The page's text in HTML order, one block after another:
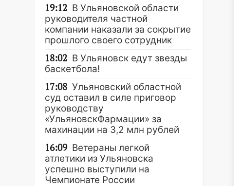
19:12 В Ульяновской области
руководителя частной
компании наказали за сокрытие
прошлого своего сотрудник
18:02 В Ульяновск едут звезды
баскетбола!
17:08 Ульяновский областной
суд оставил в силе приговор
руководству
«УльяновскФармации» за
махинации на 3,2 млн рублей
16:09 Ветераны легкой
атлетики из Ульяновска
успешно выступили на
Чемпионате России